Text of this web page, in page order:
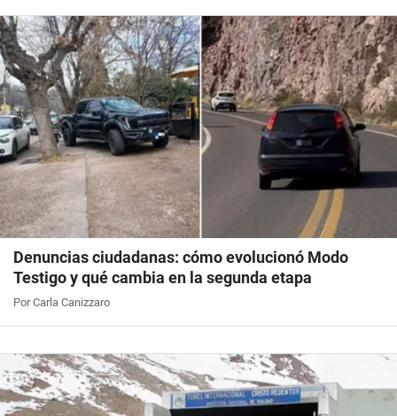
Denuncias ciudadanas: cómo evolucionó Modo
Testigo y qué cambia en la segunda etapa
Por Carla Canizzaro